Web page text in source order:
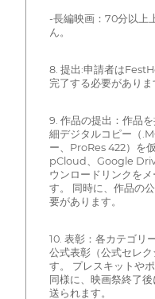
-長編映画：70分以上
ん。
8. 提出:申請者は
完了する必要がありま
9. 作品の提出：作品
細デジタルコピー（
ー、ProRes 422）を
pCloud、Google
ウンロードリンクを
す。 同時に、作品の
要があります。
10. 表彰：各カテゴリ
公式表彰（公式セレ
す。 プレスキットや
同様に、映画祭終了
送られます。